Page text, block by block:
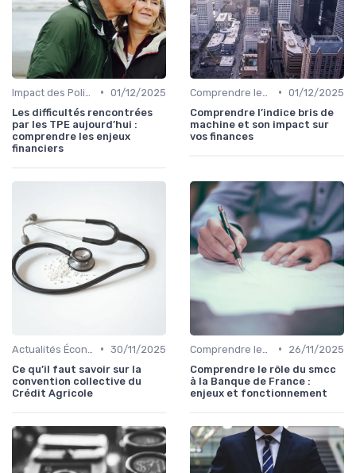
• 01/12/2025
Les difficultés rencontrées
par les TPE aujourd’hui :
comprendre les enjeux
financiers
• 01/12/2025
Comprendre l’indice bris de
machine et son impact sur
vos finances
• 30/11/2025
Ce qu’il faut savoir sur la
convention collective du
Crédit Agricole
•
26/11/2025
Comprendre le rôle du smcc
à la Banque de France :
enjeux et fonctionnement